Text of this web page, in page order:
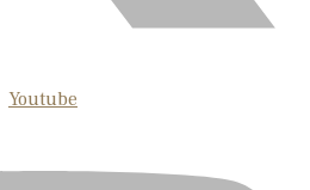
Youtube